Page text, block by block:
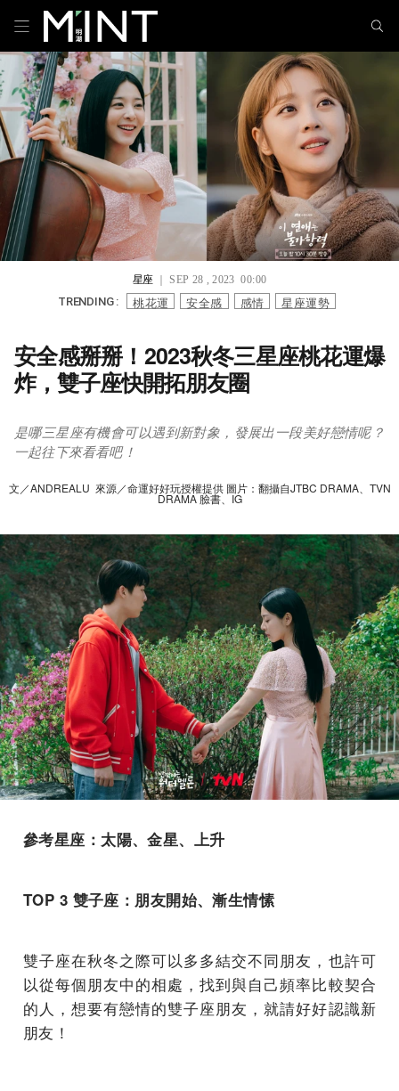
星座｜ SEP 28 , 2023 00:00
TRENDING : 桃花運 安全感 感情 星座運勢
安全感掰掰！2023秋冬三星座桃花運爆
炸，雙子座快開拓朋友圈
是哪三星座有機會可以遇到新對象，發展出一段美好戀情呢？
一起往下來看看吧！
文／ANDREALU 來源／命運好好玩授權提供 圖片：翻攝自JTBC DRAMA、TVN
DRAMA 臉書、IG
參考星座：太陽、金星、上升
TOP 3 雙子座：朋友開始、漸生情愫
雙子座在秋冬之際可以多多結交不同朋友，也許可
以從每個朋友中的相處，找到與自己頻率比較契合
的人，想要有戀情的雙子座朋友，就請好好認識新
朋友！